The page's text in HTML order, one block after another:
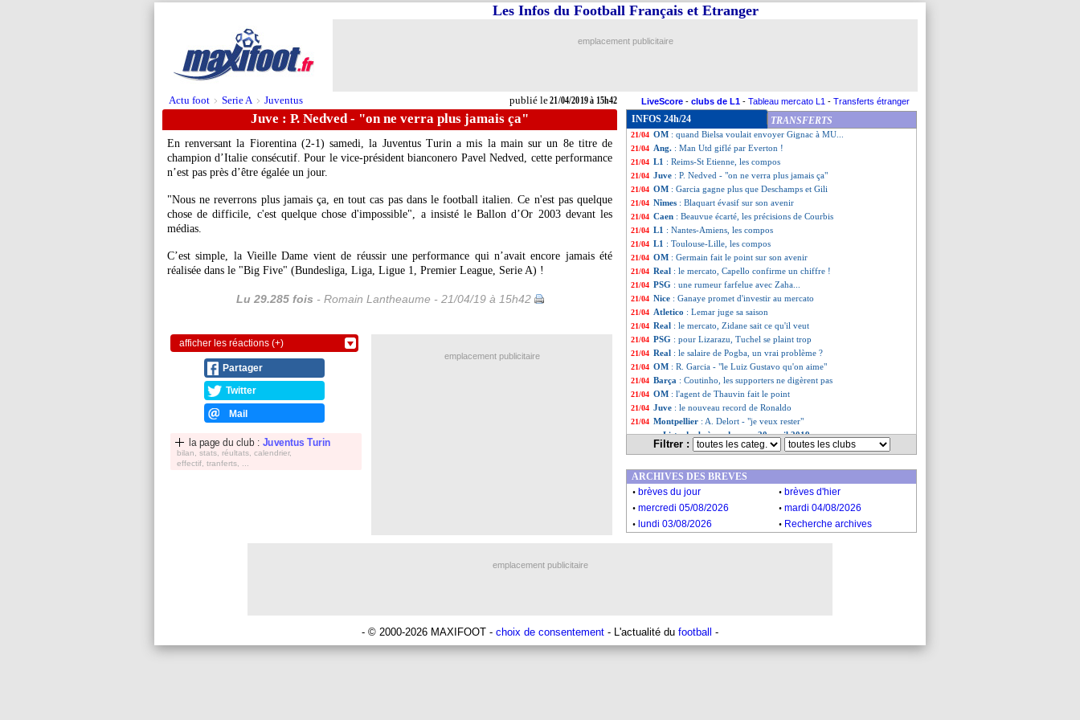
Actu foot > Serie A > Juventus publié le21/04/2019 à 15h42
Les Infos du Football Français et Etranger
emplacement publicitaire
LiveScore - clubs de L1 - Tableau mercato L1 - Transferts étranger
Juve : P. Nedved - "on ne verra plus jamais ça"
En renversant la Fiorentina (2-1) samedi, la Juventus Turin a mis la main sur un 8e titre de
champion d’Italie consécutif. Pour le vice-président bianconero Pavel Nedved, cette performance
n’est pas près d’être égalée un jour.
"Nous ne reverrons plus jamais ça, en tout cas pas dans le football italien. Ce n'est pas quelque
chose de difficile, c'est quelque chose d'impossible", a insisté le Ballon d’Or 2003 devant les
médias.
C’est simple, la Vieille Dame vient de réussir une performance qui n’avait encore jamais été
réalisée dans le "Big Five" (Bundesliga, Liga, Ligue 1, Premier League, Serie A) !
Lu 29.285 fois - Romain Lantheaume - 21/04/19 à 15h42
afficher les réactions (+)
Partager
Twitter
Mail
la page du club : Juventus Turin
bilan, stats, réultats, calendrier,
effectif, tranferts, ...
INFOS 24h/24 TRANSFERTS
21/04 LdC (f) : Lyon domine Chelsea à l'aller !
21/04 Ang.
21/04 L1: le PSG champion de France !
21/04 L1: Toulouse 0-0 Lille (fini)
21/04 OM : quand Bielsa voulait envoyer Gignac à MU...
21/04 Ang. : Man Utd giflé par Everton !
21/04 L1 : Reims-St Etienne, les compos
21/04 Juve : P. Nedved - "on ne verra plus jamais ça"
21/04 OM : Garcia gagne plus que Deschamps et Gili
21/04 Nîmes : Blaquart évasif sur son avenir
21/04 Caen : Beauvue écarté, les précisions de Courbis
21/04 L1 : Nantes-Amiens, les compos
21/04 L1 : Toulouse-Lille, les compos
21/04 OM : Germain fait le point sur son avenir
21/04 Real : le mercato, Capello confirme un chiffre !
21/04 PSG : une rumeur farfelue avec Zaha...
21/04 Nice : Ganaye promet d'investir au mercato
21/04 Atletico : Lemar juge sa saison
21/04 Real : le mercato, Zidane sait ce qu'il veut
21/04 PSG : pour Lizarazu, Tuchel se plaint trop
21/04 Real : le salaire de Pogba, un vrai problème ?
21/04 OM : R. Garcia - "le Luiz Gustavo qu'on aime"
21/04 Barça : Coutinho, les supporters ne digèrent pas
21/04 OM : l'agent de Thauvin fait le point
21/04 Juve : le nouveau record de Ronaldo
21/04 Montpellier : A. Delort - "je veux rester"
... Liste des brèves du sam. 20 avril 2019
Liste des brèves du ven. 19 avril 2019
Filtrer :
emplacement publicitaire
ARCHIVES DES BREVES
. brèves du jour . brèves d'hier
. mercredi 05/08/2026 . mardi 04/08/2026
. lundi 03/08/2026 . Recherche archives
emplacement publicitaire
- © 2000-2026 MAXIFOOT - choix de consentement - L'actualité du football -